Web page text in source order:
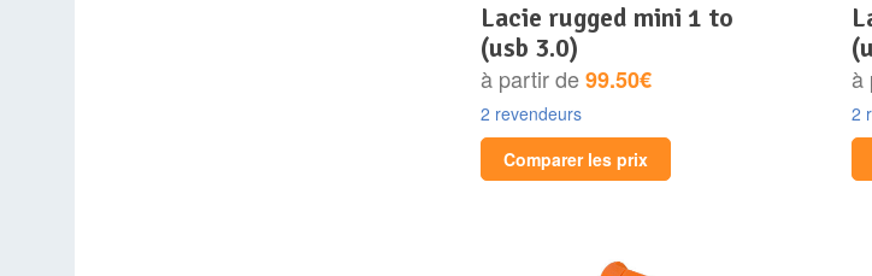
lacie rugged mini 1 to
(usb 3.0)
à partir de99.50€
2 revendeurs
Comparer les prix
lacie rugged mini 2 to
à
2